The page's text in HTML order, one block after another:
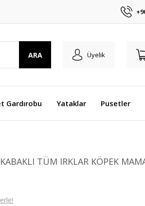
ARA Üyelik
Gardırobu Yataklar Pusetler
TÜM IRKLAR KÖPEK